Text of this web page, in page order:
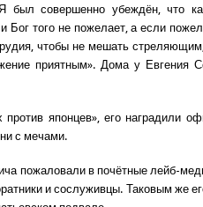
был совершенно убеждён, что
Бог того не пожелает, а если
чтобы не мешать
приятным». Дома у Евгения
японцев», его наградили
с мечами.
пожаловали в почётные лейб-
и сослуживцы. Таковым же